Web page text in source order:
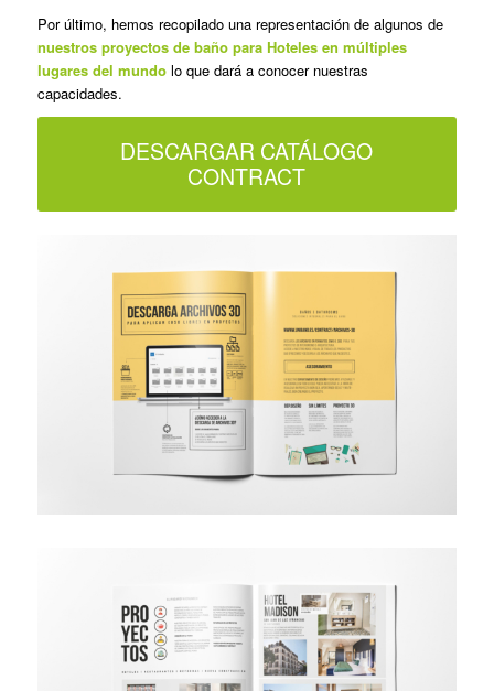
Por último, hemos recopilado una representación de algunos de
nuestros proyectos de baño para Hoteles en múltiples
lugares del mundolo que dará a conocer nuestras
capacidades.
DESCARGAR CATÁLOGO
CONTRACT